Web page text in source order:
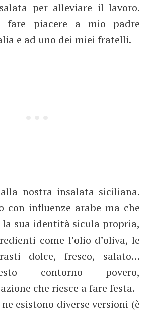
per alleviare il lavoro.
fare piacere a mio padre
e ad uno dei miei fratelli.
nostra insalata siciliana.
con influenze arabe ma che
la sua identità sicula propria,
come l’olio d’oliva, le
dolce, fresco, salato…
contorno povero,
che riesce a fare festa.
esistono diverse versioni (è